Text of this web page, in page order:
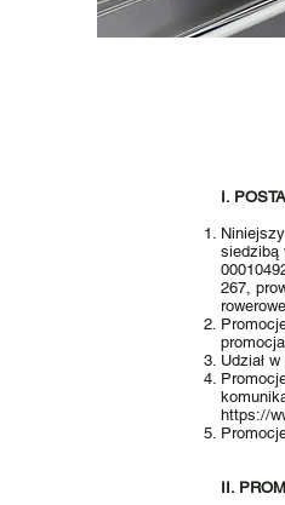
I.
siedzibą
267,
Udział
https://
II.